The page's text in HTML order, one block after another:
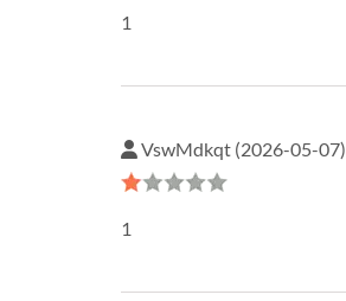
1
VswMdkqt (2026-05-07)
1